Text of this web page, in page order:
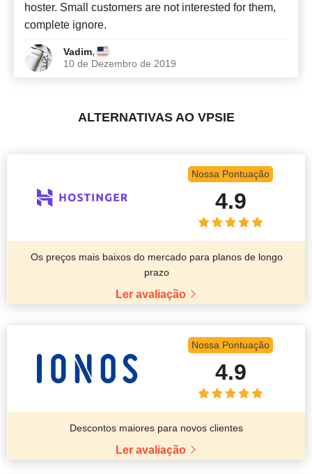
hoster. Small customers are not interested for them,
complete ignore.
Vadim,
10 de Dezembro de 2019
ALTERNATIVAS AO VPSIE
Nossa Pontuação
4.9
Os preços mais baixos do mercado para planos de longo
prazo
Ler avaliação
Nossa Pontuação
4.9
Descontos maiores para novos clientes
Ler avaliação